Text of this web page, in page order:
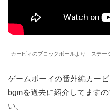
カービィのブロックボールより ステー
ゲームボーイの番外編カー
bgmを過去に紹介してます
い。